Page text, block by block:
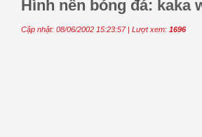
Hình nền bóng đá: kaka
Cập nhật: 08/06/2002 15:23:57 | Lượt xem: 1696